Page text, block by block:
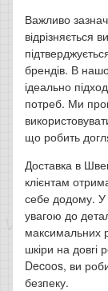
Важливо
відрізняється
брендів. В
ідеально
потреб. Ми
що робить
Доставка в
клієнтам
себе додому. У
увагою до
максимальних
шкіри на
Decoos, ви
безпеку.